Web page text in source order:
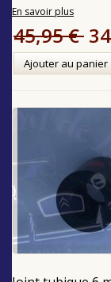
En savoir plus
45,95 €
Ajouter au panier